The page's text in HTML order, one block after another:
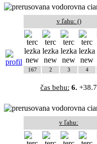
v ľahu: ()
167 2 3 4
čas behu: 6. +38.7
v ľahu: